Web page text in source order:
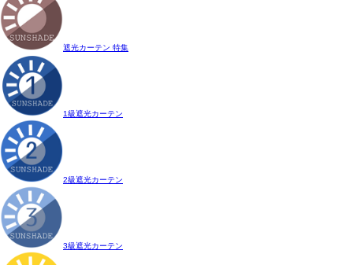
遮光カーテン 特集
1級遮光カーテン
2級遮光カーテン
3級遮光カーテン